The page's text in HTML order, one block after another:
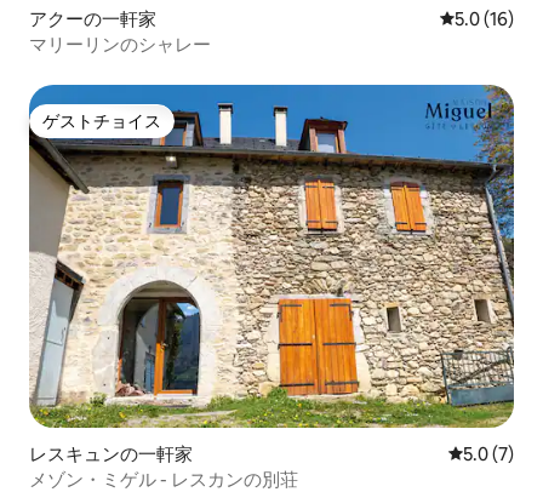
アクーの一軒家 レビュー16
5.0 (16)
マリーリンのシャレー
ゲストチョイス
ゲストチョイス
レスキュンの一軒家 レビュー7
5.0 (7)
メゾン・ミゲル - レスカンの別荘